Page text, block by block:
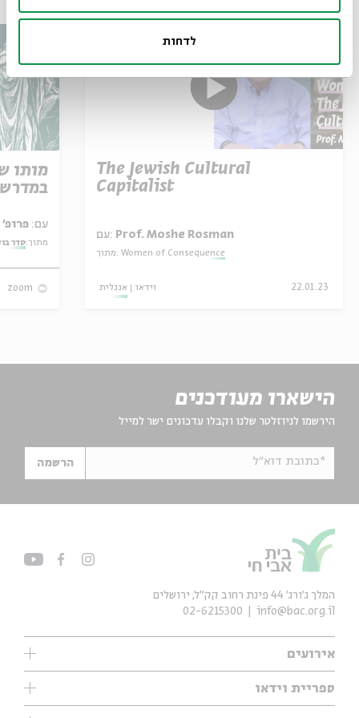
לדחות
The Jewish Cultural
Capitalist
עם: Prof. Moshe Rosman
מתוך: Women of Consequence
אנגלית וידאו 22.01.23
מותו
עם: פרופ' אביגדור שנאן
מתוך:סדר
zoom
הישארו מעודכנים
הירשמו לניוזלטר שלנו וקבלו עדכונים ישר למייל
*כתובת דוא"ל הרשמה
אירועים
עיון
אנגלית
ספריית וידאו
ילדים
המלך ג'ורג' 44 פינת רחוב קק״ל, ירושלים
info@bac.org.il
02-6215300